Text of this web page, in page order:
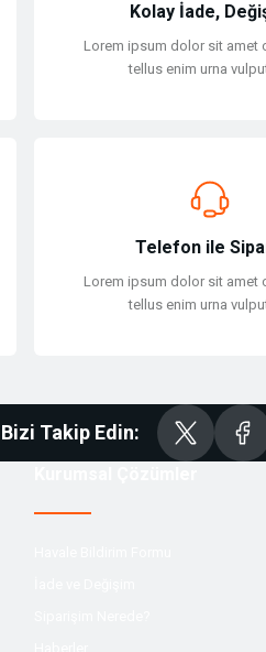
Kolay İade,
Lorem ipsum dolor sit amet
tellus enim urna
Telefon ile
Lorem ipsum dolor sit amet
tellus enim urna
Bizi Takip Edin: